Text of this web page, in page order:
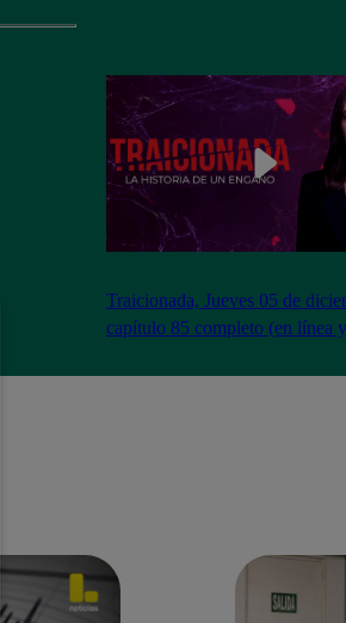
Traicionada, Jueves 05 de
capítulo 85 completo (en línea